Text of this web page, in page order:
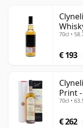
70cl •
€ 193
Print
70cl •
€ 262